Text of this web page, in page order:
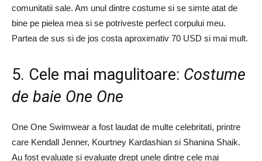
comunitatii sale. Am unul dintre costume si se simte atat de
bine pe pielea mea si se potriveste perfect corpului meu.
Partea de sus si de jos costa aproximativ 70 USD si mai mult.
5. Cele mai magulitoare: Costume
de baie One One
One One Swimwear a fost laudat de multe celebritati, printre
care Kendall Jenner, Kourtney Kardashian si Shanina Shaik.
Au fost evaluate si evaluate drept unele dintre cele mai